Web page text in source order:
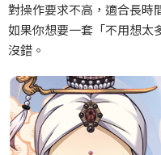
對操作要求不高，適合長時
如果你想要一套「不用想太
沒錯。